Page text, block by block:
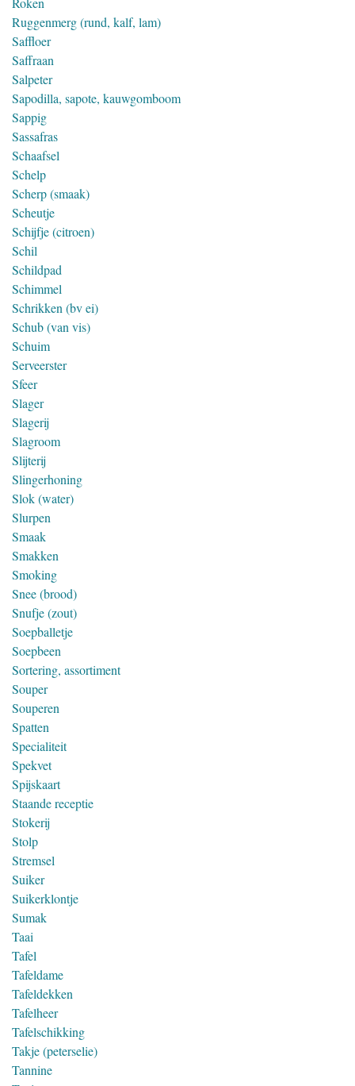
Ruggenmerg (rund, kalf, lam)
Saffloer
Saffraan
Salpeter
Sapodilla, sapote, kauwgomboom
Sappig
Sassafras
Schaafsel
Schelp
Scherp (smaak)
Scheutje
Schijfje (citroen)
Schil
Schildpad
Schimmel
Schrikken (bv ei)
Schub (van vis)
Schuim
Serveerster
Sfeer
Slager
Slagerij
Slagroom
Slijterij
Slingerhoning
Slok (water)
Slurpen
Smaak
Smakken
Smoking
Snee (brood)
Snufje (zout)
Soepballetje
Soepbeen
Sortering, assortiment
Souper
Souperen
Spatten
Specialiteit
Spekvet
Spijskaart
Staande receptie
Stokerij
Stolp
Stremsel
Suiker
Suikerklontje
Sumak
Taai
Tafel
Tafeldame
Tafeldekken
Tafelheer
Tafelschikking
Takje (peterselie)
Tannine